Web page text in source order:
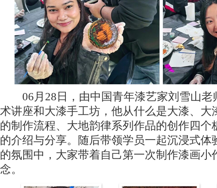
06月28日，由中国青年漆艺家刘雪山老
术讲座和大漆手工坊，他从什么是大漆、大
的制作流程、大地韵律系列作品的创作四个
的介绍与分享。随后带领学员一起沉浸式体
的氛围中，大家带着自己第一次制作漆画小
念。